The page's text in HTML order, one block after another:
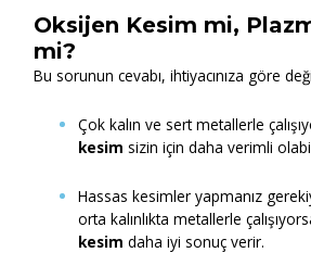
Oksijen Kesim mi,
mi?
Bu sorunun cevabı, ihtiyacınıza göre
Çok kalın ve sert metallerle
kesim sizin için daha verimli
Hassas kesimler yapmanız
orta kalınlıkta metallerle
kesim daha iyi sonuç verir.